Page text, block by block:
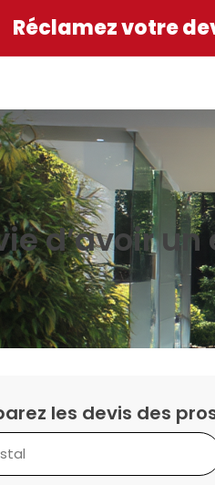
Réclamez votre
d’avoir
les devis des